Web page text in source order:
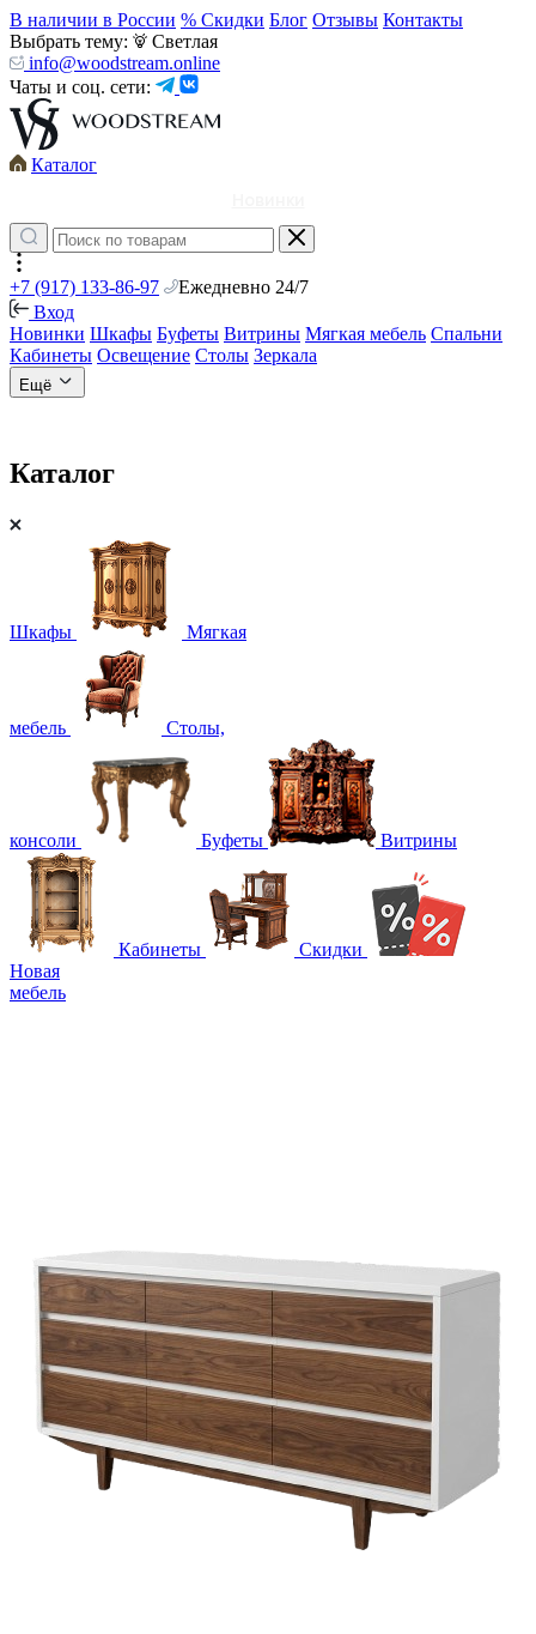
В наличии в России % Скидки Блог Отзывы Контакты
Выбрать тему:
Светлая
info@woodstream.online
Чаты и соц. сети:
Каталог
+7 (917) 133-86-97
Ежедневно 24/7
Вход
Новинки Шкафы Буфеты Витрины Мягкая мебель Спальни
Кабинеты Освещение Столы Зеркала
Ещё
Каталог
Шкафы Мягкая
мебель Столы,
консоли Буфеты Витрины
Кабинеты
Скидки
Новая
мебель